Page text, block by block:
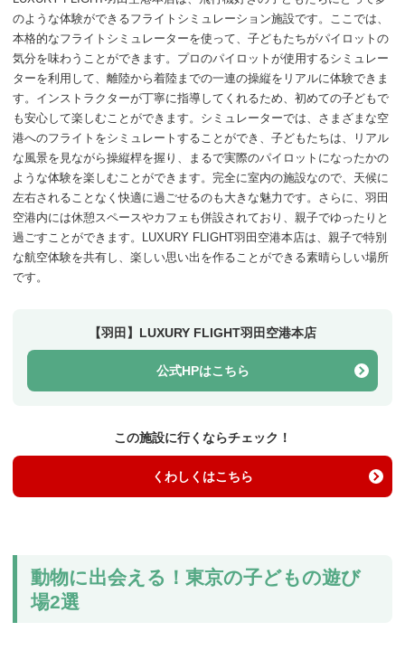
のような体験ができるフライトシミュレーション施設です。ここでは、
本格的なフライトシミュレーターを使って、子どもたちがパイロットの
気分を味わうことができます。プロのパイロットが使用するシミュレー
ターを利用して、離陸から着陸までの一連の操縦をリアルに体験できま
す。インストラクターが丁寧に指導してくれるため、初めての子どもで
も安心して楽しむことができます。シミュレーターでは、さまざまな空
港へのフライトをシミュレートすることができ、子どもたちは、リアル
な風景を見ながら操縦桿を握り、まるで実際のパイロットになったかの
ような体験を楽しむことができます。完全に室内の施設なので、天候に
左右されることなく快適に過ごせるのも大きな魅力です。さらに、羽田
空港内には休憩スペースやカフェも併設されており、親子でゆったりと
過ごすことができます。LUXURY FLIGHT羽田空港本店は、親子で特別
な航空体験を共有し、楽しい思い出を作ることができる素晴らしい場所
です。
【羽田】LUXURY FLIGHT羽田空港本店
公式HPはこちら
この施設に行くならチェック！
くわしくはこちら
動物に出会える！東京の子どもの遊び
場2選